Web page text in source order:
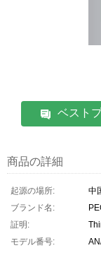
ベスト
商品の詳細
起源の場所:
中
ブランド名:
証明:
モデル番号: